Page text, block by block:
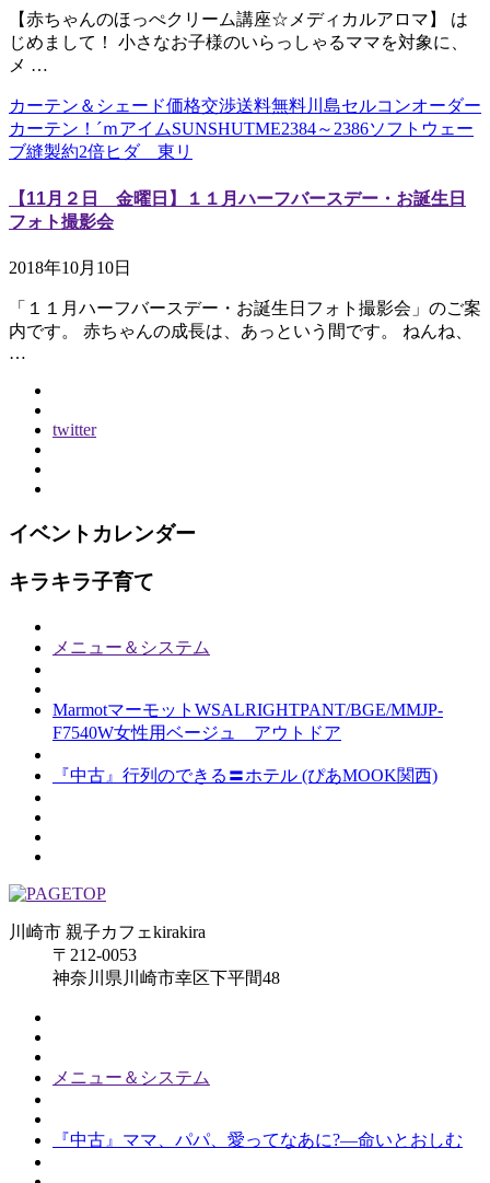
【赤ちゃんのほっぺクリーム講座☆メディカルアロマ】 は
じめまして！ 小さなお子様のいらっしゃるママを対象に、
メ …
カーテン＆シェード価格交渉送料無料川島セルコンオーダー
カーテン！´ｍアイムSUNSHUTME2384～2386ソフトウェー
ブ縫製約2倍ヒダ 東リ
【11月２日 金曜日】１１月ハーフバースデー・お誕生日
フォト撮影会
2018年10月10日
「１１月ハーフバースデー・お誕生日フォト撮影会」のご案
内です。 赤ちゃんの成長は、あっという間です。 ねんね、
…
twitter
イベントカレンダー
キラキラ子育て
メニュー＆システム
MarmotマーモットWSALRIGHTPANT/BGE/MMJP-
F7540W女性用ベージュ アウトドア
『中古』行列のできる〓ホテル (ぴあMOOK関西)
川崎市 親子カフェkirakira
〒212-0053
神奈川県川崎市幸区下平間48
メニュー＆システム
『中古』ママ、パパ、愛ってなあに?―命いとおしむ